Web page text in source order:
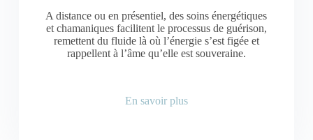
A distance ou en présentiel, des soins énergétiques
et chamaniques facilitent le processus de guérison,
remettent du fluide là où l’énergie s’est figée et
rappellent à l’âme qu’elle est souveraine.
En savoir plus